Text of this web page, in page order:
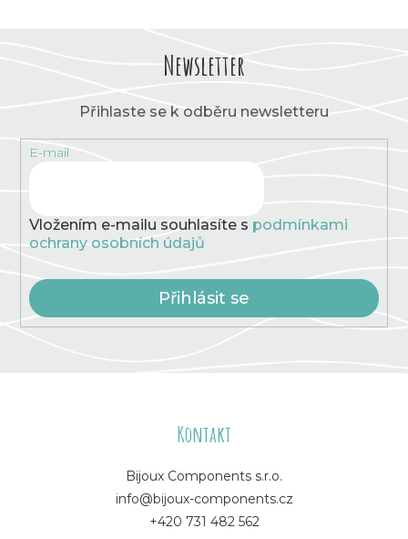
Newsletter
Přihlaste se k odběru newsletteru
E-mail
Vložením e-mailu souhlasíte s podmínkami
ochrany osobních údajů
Přihlásit se
Kontakt
Bijoux Components s.r.o.
info@bijoux-components.cz
+420 731 482 562